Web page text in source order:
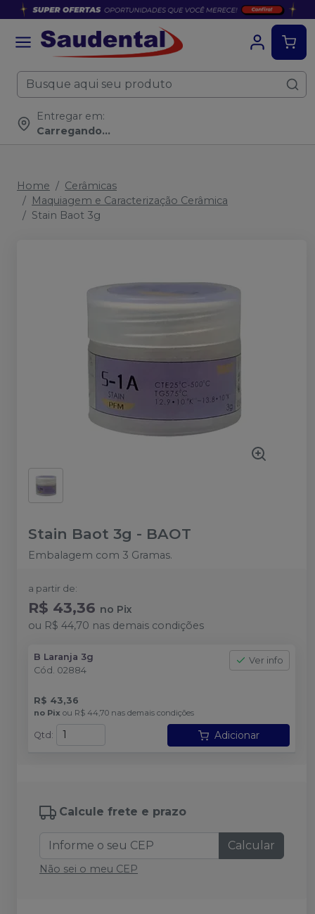
Entregar em:
Carregando...
Home
Cerâmicas
Maquiagem e Caracterização Cerâmica
Stain Baot 3g
Stain Baot 3g - BAOT
Embalagem com 3 Gramas.
a partir de:
R$ 43,36 no Pix
ou R$ 44,70 nas demais condições
B Laranja 3g
Cód. 02884
Ver info
R$ 43,36
no Pix ou R$ 44,70 nas demais condições
Qtd : Adicionar
Calcule frete e prazo
Calcular
Não sei o meu CEP